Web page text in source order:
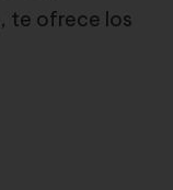
, te ofrece los